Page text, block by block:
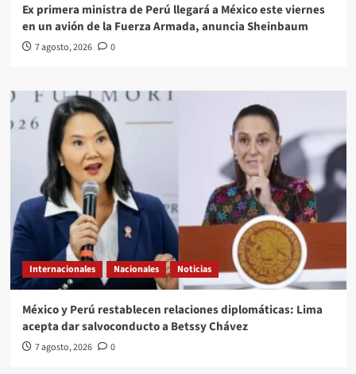
Ex primera ministra de Perú llegará a México este viernes
en un avión de la Fuerza Armada, anuncia Sheinbaum
7 agosto, 2026 0
Internacionales Nacionales Noticias
México y Perú restablecen relaciones diplomáticas: Lima
acepta dar salvoconducto a Betssy Chávez
7 agosto, 2026 0